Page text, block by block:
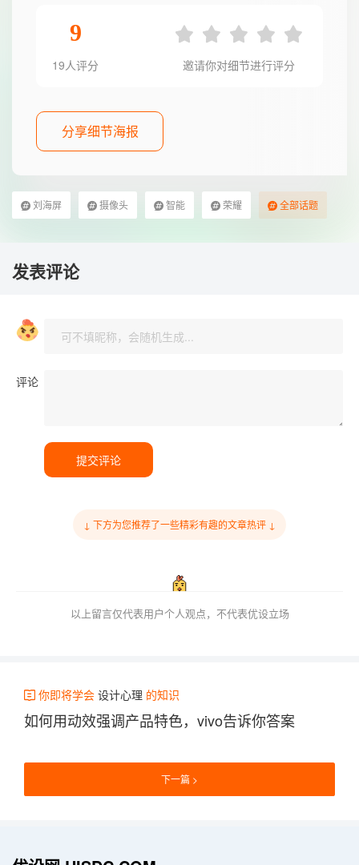
9
19人评分 邀请你对细节进行评分
分享细节海报
刘海屏 摄像头 智能 荣耀 全部话题
发表评论
评论
提交评论
↓ 下方为您推荐了一些精彩有趣的文章热评 ↓
以上留言仅代表用户个人观点，不代表优设立场
你即将学会 设计心理 的知识
如何用动效强调产品特色，vivo告诉你答案
下一篇